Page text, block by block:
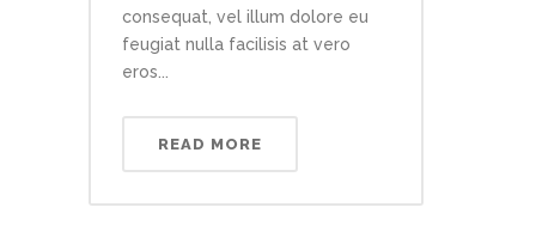
consequat, vel illum dolore eu
feugiat nulla facilisis at vero
eros...
READ MORE